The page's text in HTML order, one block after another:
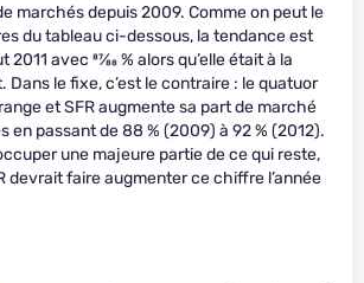
marchés depuis 2009. Comme on peut le
du tableau ci-dessous, la tendance est
2011 avec 87⁄88% alors qu’elle était à la
Dans le fixe, c’est le contraire : le quatuor
et SFR augmente sa part de marché
en passant de 88 % (2009) à 92 % (2012).
une majeure partie de ce qui reste,
devrait faire augmenter ce chiffre l’année